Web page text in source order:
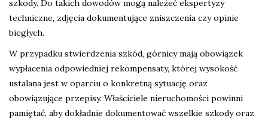
szkody. Do takich dowodów mogą należeć ekspertyzy
techniczne, zdjęcia dokumentujące zniszczenia czy opinie
biegłych.
W przypadku stwierdzenia szkód, górnicy mają obowiązek
wypłacenia odpowiedniej rekompensaty, której wysokość
ustalana jest w oparciu o konkretną sytuację oraz
obowiązujące przepisy. Właściciele nieruchomości powinni
pamiętać, aby dokładnie dokumentować wszelkie szkody oraz